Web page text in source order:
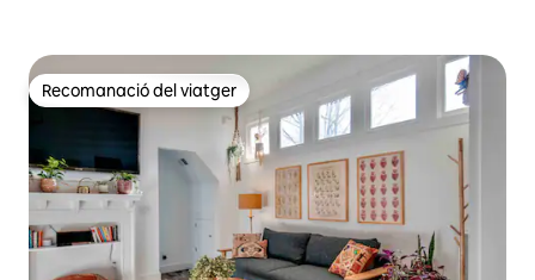
Recomanació del viatger
Recomanació del viatger